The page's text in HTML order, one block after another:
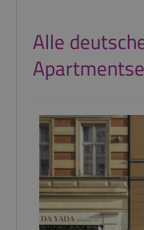
Alle